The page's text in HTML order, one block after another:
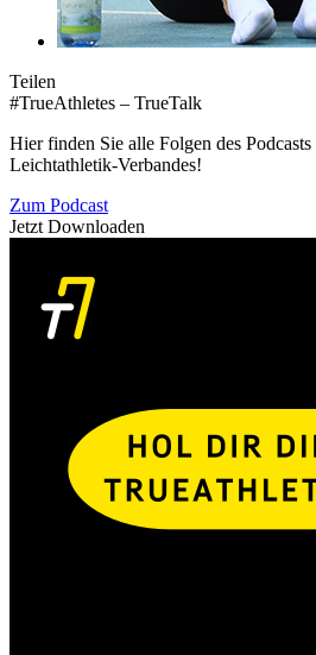
Teilen
#TrueAthletes – TrueTalk
Hier finden Sie alle Folgen des Podcasts
Leichtathletik-Verbandes!
Zum Podcast
Jetzt Downloaden